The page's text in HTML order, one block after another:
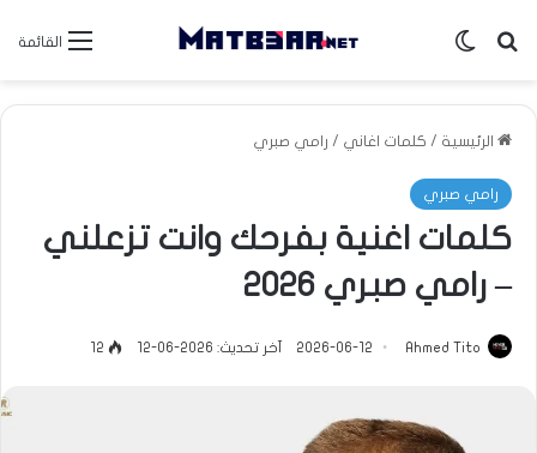
القائمة بحث عنالوضع المظلم
الرئيسية / كلمات اغاني / رامي صبري
رامي صبري
كلمات اغنية بفرحك وانت تزعلني
– رامي صبري 2026
Ahmed Tito
2026-06-12 آخر تحديث: 2026-06-12 12